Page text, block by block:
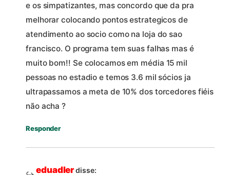
e os simpatizantes, mas concordo que da pra
melhorar colocando pontos estrategicos de
atendimento ao socio como na loja do sao
francisco. O programa tem suas falhas mas é
muito bom!! Se colocamos em média 15 mil
pessoas no estadio e temos 3.6 mil sócios ja
ultrapassamos a meta de 10% dos torcedores fiéis
não acha ?
Responder
eduadlerdisse: